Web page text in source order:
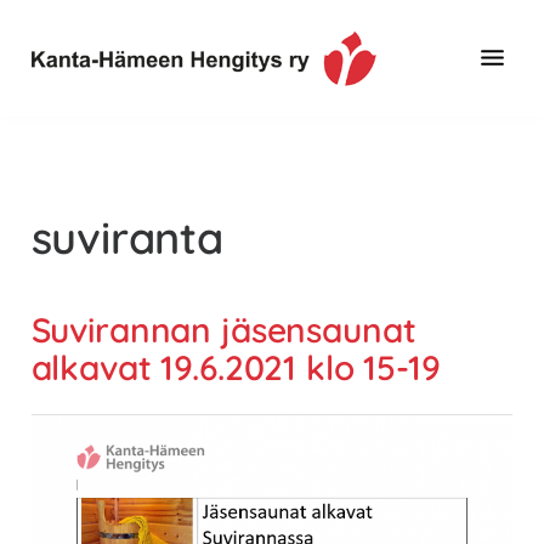
pääsisältöön
alatunnisteeseen
Hengitys
ry
erityisesti
jos
koskettaa
astma,
keuhkoahtaumatauti,uniapnea,
muut
keuhkosairaudet,
huono
sisäilma
suviranta
Suvirannan jäsensaunat
alkavat 19.6.2021 klo 15-19